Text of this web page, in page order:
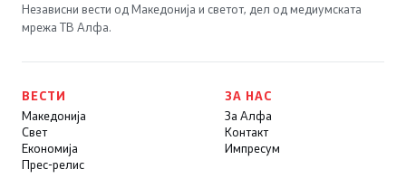
Независни вести од Македонија и светот, дел од медиумската
мрежа ТВ Алфа.
ВЕСТИ
Македонија
Свет
Економија
Прес-релис
ЗА НАС
За Алфа
Контакт
Импресум